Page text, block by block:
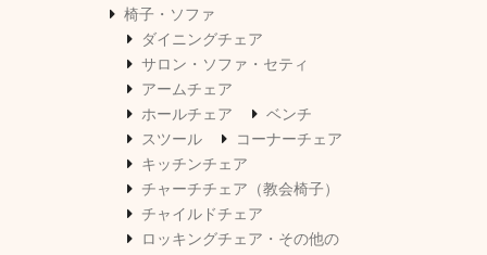
椅子・ソファ
ダイニングチェア
サロン・ソファ・セティ
アームチェア
ホールチェア
ベンチ
スツール
コーナーチェア
キッチンチェア
チャーチチェア（教会椅子）
チャイルドチェア
ロッキングチェア・その他の